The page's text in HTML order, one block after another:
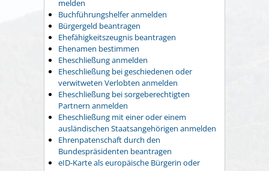
melden
Buchführungshelfer anmelden
Bürgergeld beantragen
Ehefähigkeitszeugnis beantragen
Ehenamen bestimmen
Eheschließung anmelden
Eheschließung bei geschiedenen oder
verwitweten Verlobten anmelden
Eheschließung bei sorgeberechtigten
Partnern anmelden
Eheschließung mit einer oder einem
ausländischen Staatsangehörigen anmelden
Ehrenpatenschaft durch den
Bundespräsidenten beantragen
eID-Karte als europäische Bürgerin oder